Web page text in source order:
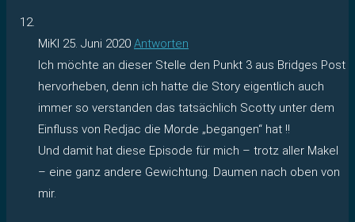
MiKl 25. Juni 2020 Antworten
Ich möchte an dieser Stelle den Punkt 3 aus Bridges Post
hervorheben, denn ich hatte die Story eigentlich auch
immer so verstanden das tatsächlich Scotty unter dem
Einfluss von Redjac die Morde „begangen“ hat !!
Und damit hat diese Episode für mich – trotz aller Makel
– eine ganz andere Gewichtung. Daumen nach oben von
mir.